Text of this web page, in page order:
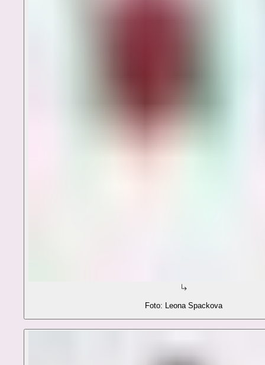
Foto: Leona Spackova